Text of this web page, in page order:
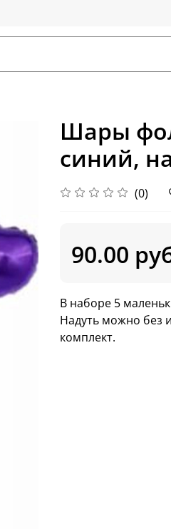
Шары
синий,
(0)
90.00
В наборе 5
Надуть можно без
комплект.